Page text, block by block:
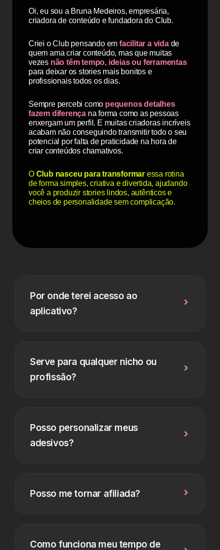
Oi, eu sou a Bruna Medeiros, empresária,
criadora de conteúdo e fundadora do Club.
Criei o Club pensando em facilitar a vidade
quem ama criar conteúdo, mas que muitas
vezes não têm tempo, ideias ou ferramentas
para deixar os stories mais bonitos e
profissionais todos os dias.
Sempre percebi como pequenos detalhes
fazem diferença na forma como as pessoas
enxergam um perfil. E muitas criadoras incríveis
acabam não conseguindo transmitir todo o seu
potencial por falta de praticidade na hora de
criar conteúdos chamativos.
O Club nasceu para transformar essa rotina
de forma simples, criativa e divertida, ajudando
você a produzir stories lindos, autênticos e
cheios de personalidade sem complicação.
Por onde terei acesso ao
aplicativo?
Serve para qualquer nicho ou
profissão?
Posso personalizar meus
adesivos?
Posso me tornar afiliada?
Como funciona meu tempo de